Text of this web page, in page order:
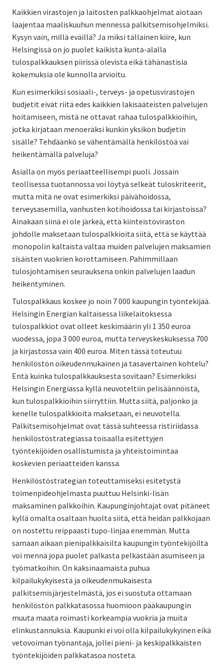
Kaikkien virastojen ja laitosten palkkaohjelmat aiotaan
laajentaa maaliskuuhun mennessä palkitsemisohjelmiksi.
Kysyn vain, millä eväillä? Ja miksi tällainen kiire, kun
Helsingissä on jo puolet kaikista kunta-alalla
tulospalkkauksen piirissä olevista eikä tähänastisia
kokemuksia ole kunnolla arvioitu.
Kun esimerkiksi sosiaali-, terveys- ja opetusvirastojen
budjetit eivät riitä edes kaikkien lakisääteisten palvelujen
hoitamiseen, mistä ne ottavat rahaa tulospalkkioihin,
jotka kirjataan menoeräksi kunkin yksikön budjetin
sisälle? Tehdäänkö se vähentämällä henkilöstöä vai
heikentämällä palveluja?
Asialla on myös periaatteellisempi puoli. Jossain
teollisessa tuotannossa voi löytyä selkeät tuloskriteerit,
mutta mitä ne ovat esimerkiksi päivähoidossa,
terveysasemilla, vanhusten kotihoidossa tai kirjastoissa?
Ainakaan siinä ei ole järkeä, että kiinteistöviraston
johdolle maksetaan tulospalkkioita siitä, että se käyttää
monopolin kaltaista valtaa muiden palvelujen maksamien
sisäisten vuokrien korottamiseen. Pahimmillaan
tulosjohtamisen seurauksena onkin palvelujen laadun
heikentyminen.
Tulospalkkaus koskee jo noin 7 000 kaupungin työntekijää.
Helsingin Energian kaltaisessa liikelaitoksessa
tulospalkkiot ovat olleet keskimäärin yli 1 350 euroa
vuodessa, jopa 3 000 euroa, mutta terveyskeskuksessa 700
ja kirjastossa vain 400 euroa. Miten tässä toteutuu
henkilöstön oikeudenmukainen ja tasavertainen kohtelu?
Entä kuinka tulospalkkauksesta sovitaan? Esimerkiksi
Helsingin Energiassa kyllä neuvoteltiin pelisäännöistä,
kun tulospalkkioihin siirryttiin. Mutta siitä, paljonko ja
kenelle tulospalkkioita maksetaan, ei neuvotella.
Palkitsemisohjelmat ovat tässä suhteessa ristiriidassa
henkilöstöstrategiassa toisaalla esitettyjen
työntekijöiden osallistumista ja yhteistoimintaa
koskevien periaatteiden kanssa.
Henkilöstöstrategian toteuttamiseksi esitetystä
toimenpideohjelmasta puuttuu Helsinki-lisän
maksaminen palkkoihin. Kaupunginjohtajat ovat pitäneet
kyllä omalta osaltaan huolta siitä, että heidän palkkojaan
on nostettu reippaasti tupo-linjaa enemmän. Mutta
samaan aikaan pienipalkkaisilta kaupungin työntekijöiltä
voi mennä jopa puolet palkasta pelkästään asumiseen ja
työmatkoihin. On kaksinaamaista puhua
kilpailukykyisestä ja oikeudenmukaisesta
palkitsemisjärjestelmästä, jos ei suostuta ottamaan
henkilöstön palkkatasossa huomioon pääkaupungin
muuta maata roimasti korkeampia vuokria ja muita
elinkustannuksia. Kaupunki ei voi olla kilpailukykyinen eikä
vetovoiman työnantaja, jollei pieni- ja keskipalkkaisten
työntekijöiden palkkatasoa nosteta.